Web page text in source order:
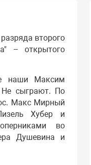
второго
-- открытого
наши Максим
сыграют. По
Макс Мирный
Хубер и
во
Душевина и